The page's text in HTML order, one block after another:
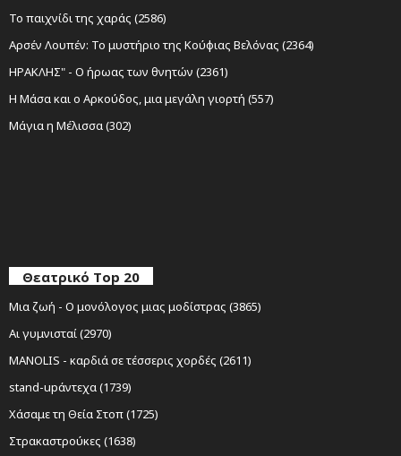
Το παιχνίδι της χαράς (2586)
Αρσέν Λουπέν: Το μυστήριο της Κούφιας Βελόνας (2364)
ΗΡΑΚΛΗΣ" - Ο ήρωας των θνητών (2361)
Η Μάσα και ο Αρκούδος, μια μεγάλη γιορτή (557)
Μάγια η Μέλισσα (302)
Θεατρικό Top 20
Μια ζωή - Ο μονόλογος μιας μοδίστρας (3865)
Αι γυμνισταί (2970)
MANOLIS - καρδιά σε τέσσερις χορδές (2611)
stand-upάντεχα (1739)
Χάσαμε τη Θεία Στοπ (1725)
Στρακαστρούκες (1638)